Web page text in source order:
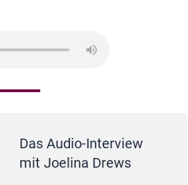
Das Audio-Interview
mit Joelina Drews